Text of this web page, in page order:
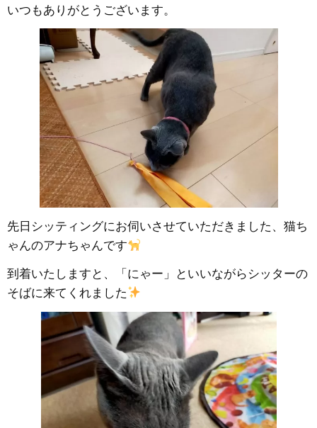
いつもありがとうございます。
先日シッティングにお伺いさせていただきました、猫ち
ゃんのアナちゃんです
到着いたしますと、「にゃー」といいながらシッターの
そばに来てくれました